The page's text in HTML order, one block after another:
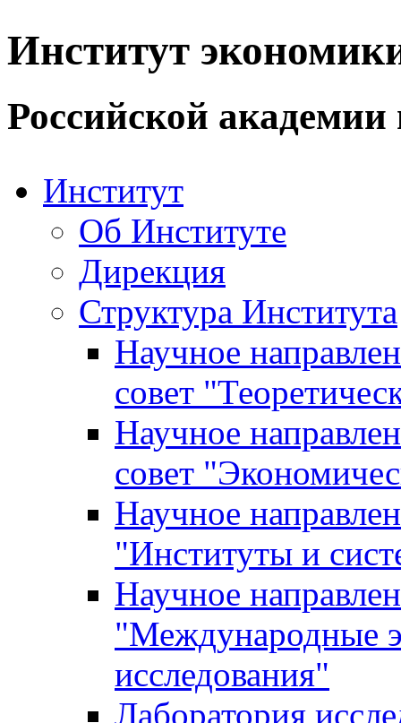
Институт
Российской академии
Институт
Об Институте
Дирекция
Структура Института
Научное
совет
Научное
совет
Научное
"Институты и
Научное
"Международные
исследования"
Лаборатория